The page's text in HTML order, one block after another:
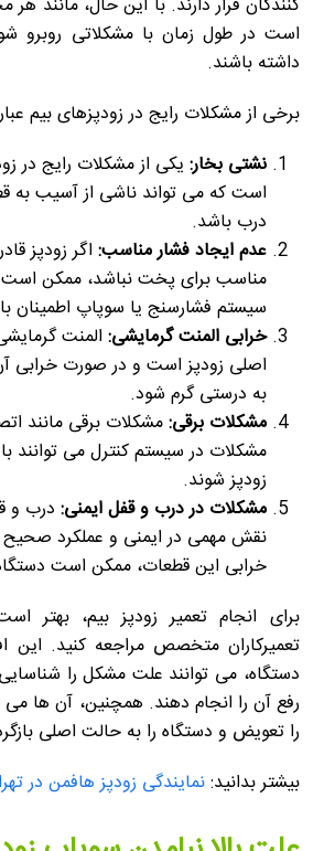
است در طول زمان با مشکلاتی روبرو
داشته باشند.
برخی از مشکلات رایج در زودپزهای بیم
نشتی بخار: یکی از مشکلات رایج در
است که می تواند ناشی از آسیب به
درب باشد.
عدم ایجاد فشار مناسب: اگر زودپز
مناسب برای پخت نباشد، ممکن است
سیستم فشارسنج یا سوپاپ اطمینان
خرابی المنت گرمایشی: المنت
اصلی زودپز است و در صورت خرابی
به درستی گرم شود.
مشکلات برقی:مشکلات برقی مانند
مشکلات در سیستم کنترل می توانند
زودپز شوند.
مشکلات در درب و قفل ایمنی: درب و
نقش مهمی در ایمنی و عملکرد صحیح
خرابی این قطعات، ممکن است
برای انجام تعمیر زودپز بیم، بهتر
تعمیرکاران متخصص مراجعه کنید. این
دستگاه، می توانند علت مشکل را
رفع آن را انجام دهند. همچنین، آن ها
را تعویض و دستگاه را به حالت اصلی
بیشتر بدانید:نمایندگی زودپز هافمن در